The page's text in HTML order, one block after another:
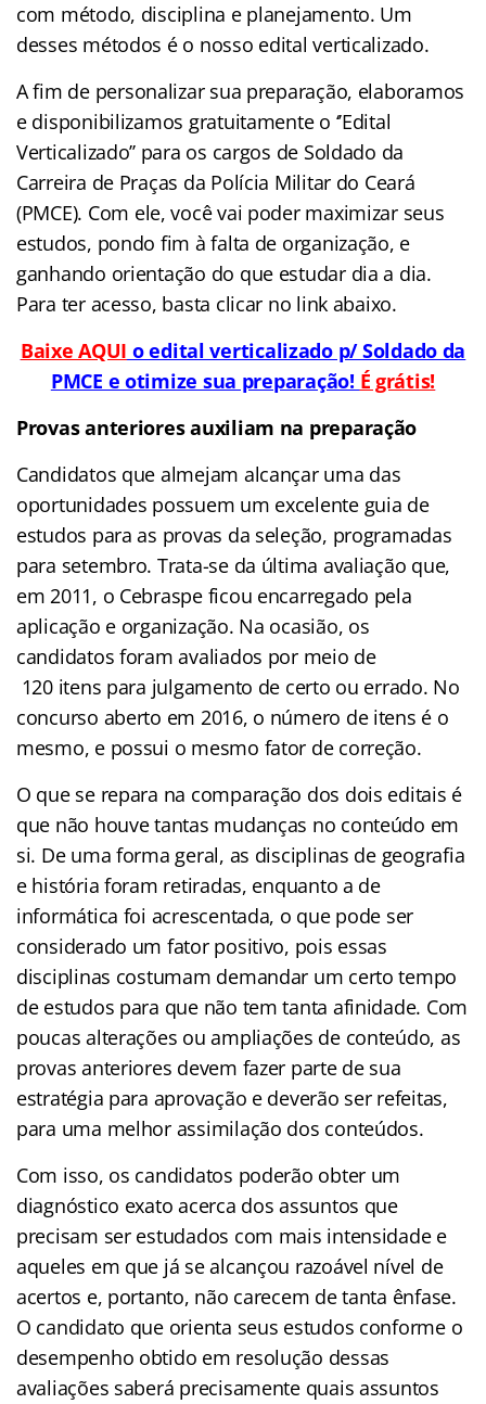
com método, disciplina e planejamento. Um
desses métodos é o nosso edital verticalizado.
A fim de personalizar sua preparação, elaboramos
e disponibilizamos gratuitamente o ‘’Edital
Verticalizado’’ para os cargos de Soldado da
Carreira de Praças da Polícia Militar do Ceará
(PMCE). Com ele, você vai poder maximizar seus
estudos, pondo fim à falta de organização, e
ganhando orientação do que estudar dia a dia.
Para ter acesso, basta clicar no link abaixo.
Baixe AQUI o edital verticalizado p/ Soldado da
PMCE e otimize sua preparação! É grátis!
Provas anteriores auxiliam na preparação
Candidatos que almejam alcançar uma das
oportunidades possuem um excelente guia de
estudos para as provas da seleção, programadas
para setembro. Trata-se da última avaliação que,
em 2011, o Cebraspe ficou encarregado pela
aplicação e organização. Na ocasião, os
candidatos foram avaliados por meio de
120 itens para julgamento de certo ou errado. No
concurso aberto em 2016, o número de itens é o
mesmo, e possui o mesmo fator de correção.
O que se repara na comparação dos dois editais é
que não houve tantas mudanças no conteúdo em
si. De uma forma geral, as disciplinas de geografia
e história foram retiradas, enquanto a de
informática foi acrescentada, o que pode ser
considerado um fator positivo, pois essas
disciplinas costumam demandar um certo tempo
de estudos para que não tem tanta afinidade. Com
poucas alterações ou ampliações de conteúdo, as
provas anteriores devem fazer parte de sua
estratégia para aprovação e deverão ser refeitas,
para uma melhor assimilação dos conteúdos.
Com isso, os candidatos poderão obter um
diagnóstico exato acerca dos assuntos que
precisam ser estudados com mais intensidade e
aqueles em que já se alcançou razoável nível de
acertos e, portanto, não carecem de tanta ênfase.
O candidato que orienta seus estudos conforme o
desempenho obtido em resolução dessas
avaliações saberá precisamente quais assuntos